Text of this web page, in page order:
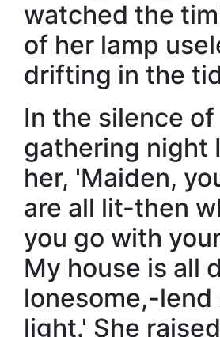
watched the
of her lamp
drifting in the
In the silence of
gathering night
her, 'Maiden,
are all lit-then
you go with
My house is all
lonesome,-lend
light.' She